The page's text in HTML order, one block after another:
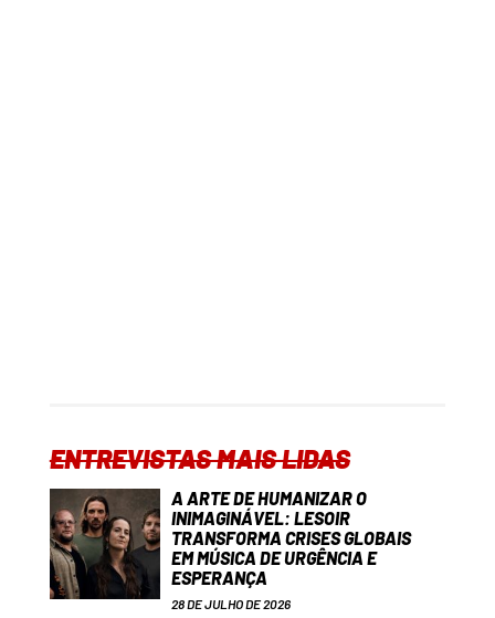
ENTREVISTAS MAIS LIDAS
A ARTE DE HUMANIZAR O
INIMAGINÁVEL: LESOIR
TRANSFORMA CRISES GLOBAIS
EM MÚSICA DE URGÊNCIA E
ESPERANÇA
28 DE JULHO DE 2026